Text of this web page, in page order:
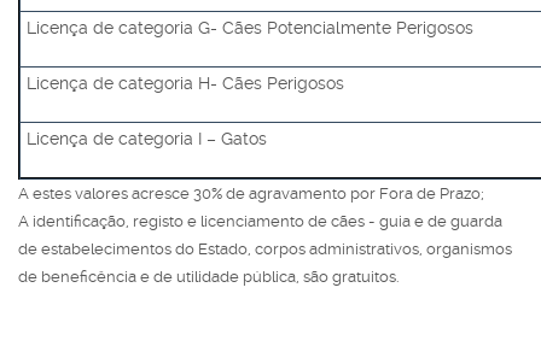
Licença de categoria G- Cães Potencialmente Perigosos
Licença de categoria H- Cães Perigosos
Licença de categoria I – Gatos
A estes valores acresce 30% de agravamento por Fora de Prazo;
A identificação, registo e licenciamento de cães - guia e de guarda
de estabelecimentos do Estado, corpos administrativos, organismos
de beneficência e de utilidade pública, são gratuitos.